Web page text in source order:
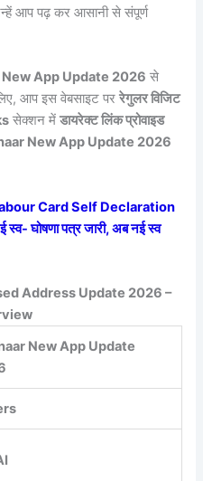
आप पढ़ कर आसानी से संपूर्ण
App Update 2026 से
आप इस वेबसाइट पररेगुलर विजिट
सेक्शन मेंडायरेक्ट लिंक प्रोवाइड
New App Update 2026
Card Self Declaration
घोषणा पत्र जारी, अब नई स्व
Address Update 2026 –
New App Update